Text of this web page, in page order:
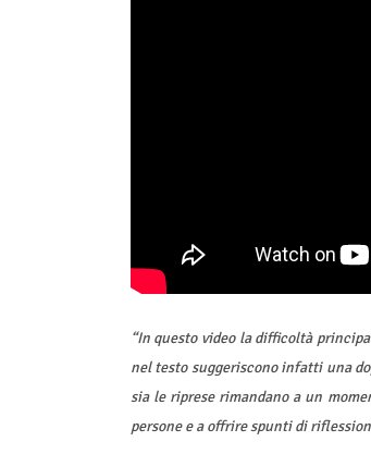
“In questo video la difficoltà
nel testo suggeriscono infatti una
sia le riprese rimandano a un
persone e a offrire spunti di